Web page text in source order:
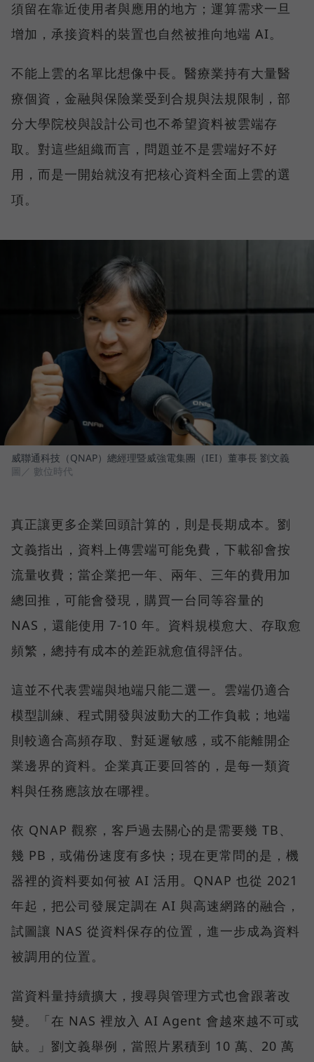
須留在靠近使用者與應用的地方；運算需求一旦
增加，承接資料的裝置也自然被推向地端 AI。
不能上雲的名單比想像中長。醫療業持有大量醫
療個資，金融與保險業受到合規與法規限制，部
分大學院校與設計公司也不希望資料被雲端存
取。對這些組織而言，問題並不是雲端好不好
用，而是一開始就沒有把核心資料全面上雲的選
項。
威聯通科技（QNAP）總經理暨威強電集團（IEI）董事長 劉文義
圖／ 數位時代
真正讓更多企業回頭計算的，則是長期成本。劉
文義指出，資料上傳雲端可能免費，下載卻會按
流量收費；當企業把一年、兩年、三年的費用加
總回推，可能會發現，購買一台同等容量的
NAS，還能使用 7-10 年。資料規模愈大、存取愈
頻繁，總持有成本的差距就愈值得評估。
這並不代表雲端與地端只能二選一。雲端仍適合
模型訓練、程式開發與波動大的工作負載；地端
則較適合高頻存取、對延遲敏感，或不能離開企
業邊界的資料。企業真正要回答的，是每一類資
料與任務應該放在哪裡。
依 QNAP 觀察，客戶過去關心的是需要幾 TB、
幾 PB，或備份速度有多快；現在更常問的是，機
器裡的資料要如何被 AI 活用。QNAP 也從 2021
年起，把公司發展定調在 AI 與高速網路的融合，
試圖讓 NAS 從資料保存的位置，進一步成為資料
被調用的位置。
當資料量持續擴大，搜尋與管理方式也會跟著改
變。「在 NAS 裡放入 AI Agent 會越來越不可或
缺。」劉文義舉例，當照片累積到 10 萬、20 萬